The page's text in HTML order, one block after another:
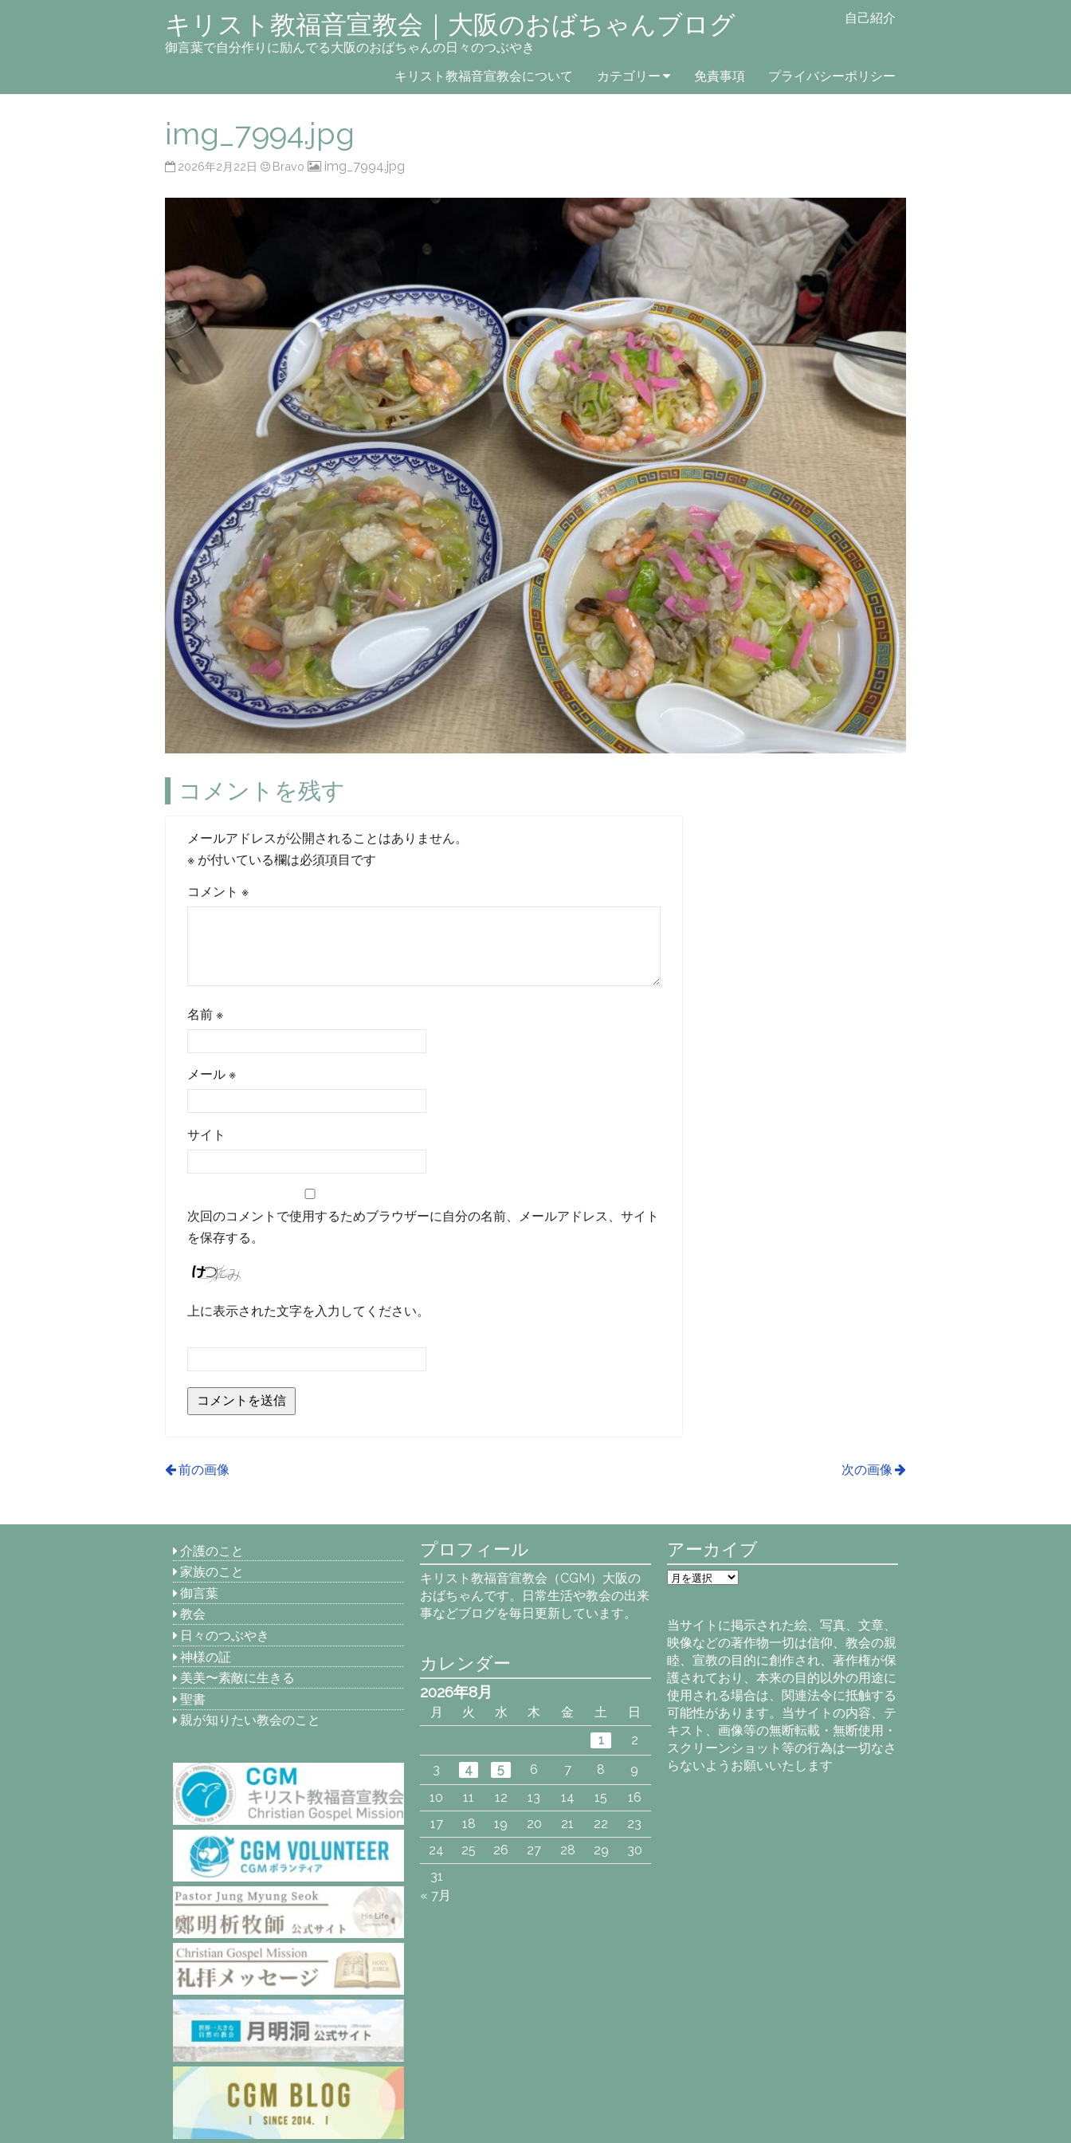
キリスト教福音宣教会｜大阪のおばちゃんブログ
御言葉で自分作りに励んでる大阪のおばちゃんの日々のつぶやき
自己紹介
キリスト教福音宣教会について カテゴリー 免責事項 プライバシーポリシー
img_7994.jpg
2026年2月22日 Bravo img_7994.jpg
コメントを残す
メールアドレスが公開されることはありません。
※ が付いている欄は必須項目です
コメント※
名前※
メール※
サイト
次回のコメントで使用するためブラウザーに自分の名前、メールアドレス、サイト
を保存する。
上に表示された文字を入力してください。
次の画像
前の画像
介護のこと
家族のこと
御言葉
教会
日々のつぶやき
神様の証
美美〜素敵に生きる
聖書
親が知りたい教会のこと
プロフィール
キリスト教福音宣教会（CGM）大阪の
おばちゃんです。日常生活や教会の出来
事などブログを毎日更新しています。
アーカイブ
ア
ー
ブ
当サイトに掲示された絵、写真、文章、
映像などの著作物一切は信仰、教会の親
睦、宣教の目的に創作され、著作権が保
護されており、本来の目的以外の用途に
使用される場合は、関連法令に抵触する
可能性があります。当サイトの内容、テ
キスト、画像等の無断転載・無断使用・
スクリーンショット等の行為は一切なさ
らないようお願いいたします
カレンダー
2026年8月
月 火 水 木 金 土
日
1
2
3
4 5 6 7 8
9
10
11 12 13 14 15
16
17
18 19 20 21 22
23
24
25 26 27 28 29
30
31
« 7月